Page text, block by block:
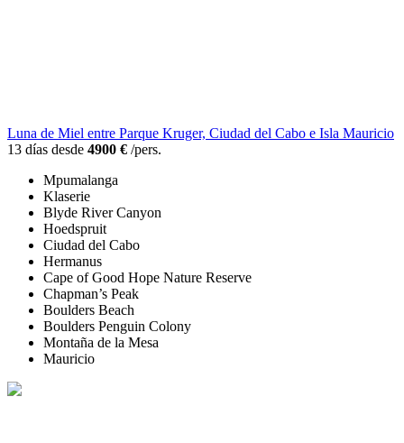
Luna de Miel entre Parque Kruger, Ciudad del Cabo e Isla Mauricio
13 días desde 4900 € /pers.
Mpumalanga
Klaserie
Blyde River Canyon
Hoedspruit
Ciudad del Cabo
Hermanus
Cape of Good Hope Nature Reserve
Chapman’s Peak
Boulders Beach
Boulders Penguin Colony
Montaña de la Mesa
Mauricio